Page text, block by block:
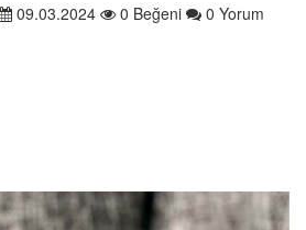
09.03.2024 0 Beğeni 0 Yorum